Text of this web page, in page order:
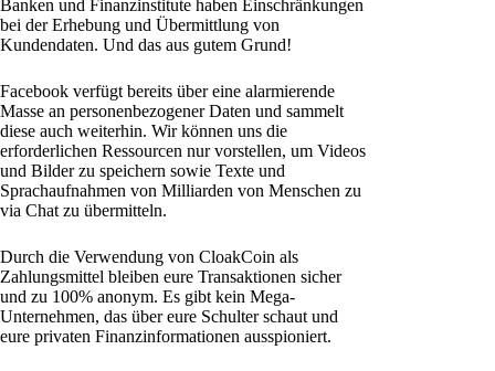
Banken und Finanzinstitute haben Einschränkungen
bei der Erhebung und Übermittlung von
Kundendaten. Und das aus gutem Grund!
Facebook verfügt bereits über eine alarmierende
Masse an personenbezogener Daten und sammelt
diese auch weiterhin. Wir können uns die
erforderlichen Ressourcen nur vorstellen, um Videos
und Bilder zu speichern sowie Texte und
Sprachaufnahmen von Milliarden von Menschen zu
via Chat zu übermitteln.
Durch die Verwendung von CloakCoin als
Zahlungsmittel bleiben eure Transaktionen sicher
und zu 100% anonym. Es gibt kein Mega-
Unternehmen, das über eure Schulter schaut und
eure privaten Finanzinformationen ausspioniert.